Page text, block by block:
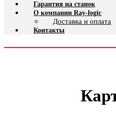
Гарантия на станок
О компании Ray-logic
Доставка и оплата
Контакты